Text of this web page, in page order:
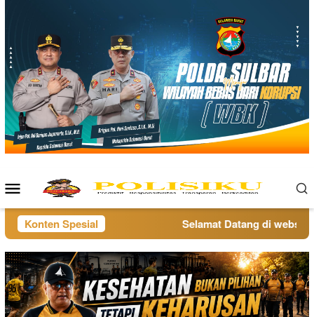
Menu
Mobile
Konten Spesial Selamat Datang di website